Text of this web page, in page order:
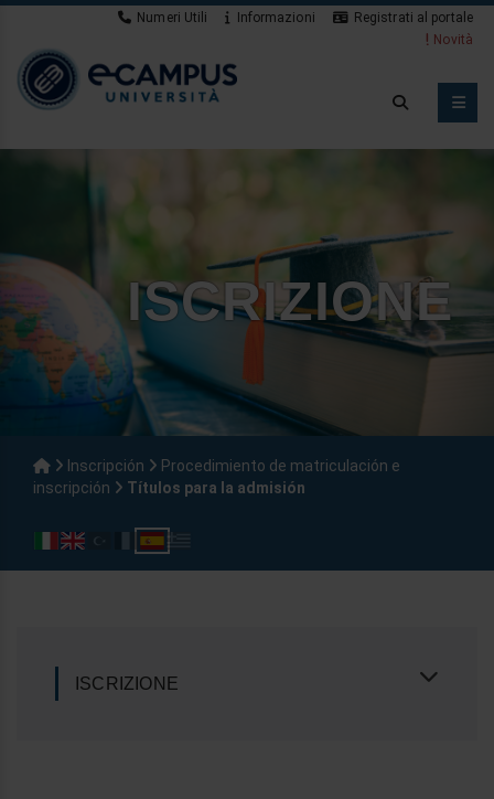
Numeri Utili Informazioni
Registrati al portale
Novità
ISCRIZIONE
Inscripción
Procedimiento de matriculación e
inscripción
Títulos para la admisión
ISCRIZIONE